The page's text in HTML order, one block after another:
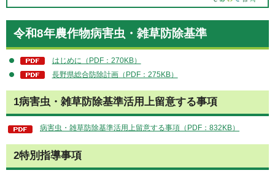
令和8年農作物病害虫・雑草防除基準
はじめに（PDF：270KB）
長野県総合防除計画（PDF：275KB）
1病害虫・雑草防除基準活用上留意する事項
病害虫・雑草防除基準活用上留意する事項（PDF：832KB）
2特別指導事項